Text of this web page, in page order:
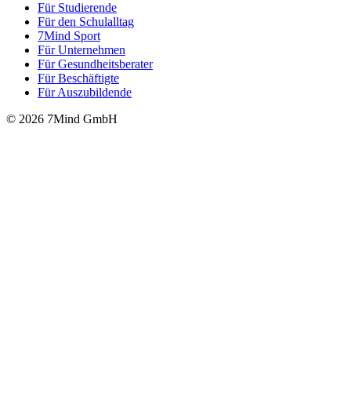
Für Stu­die­rende
Für den Schulalltag
7Mind Sport
Für Unter­neh­men
Für Gesund­heits­be­ra­ter
Für Beschäftigte
Für Auszubildende
© 2026 7Mind GmbH